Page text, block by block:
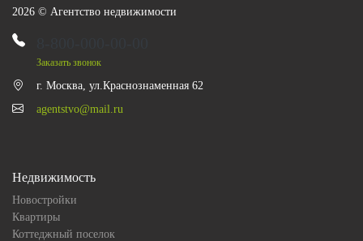
2026 © Агентство недвижимости
Заказать звонок
г. Москва, ул.Краснознаменная 62
agentstvo@mail.ru
Недвижимость
Новостройки
Квартиры
Коттеджный поселок